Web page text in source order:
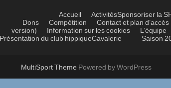
Accueil ActivitésSponsoriser la
Dons
Compétition Contact et plan d’accès
version)
Information sur les cookies L’équipe
Présentation du club hippiqueCavalerie Saison
MultiSport Theme Powered by WordPress